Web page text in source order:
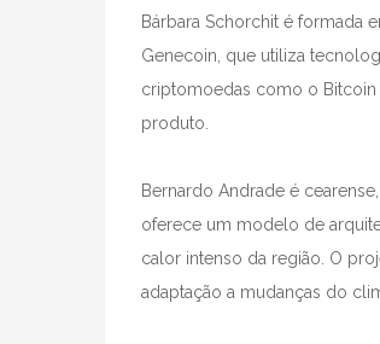
Bárbara Schorchit é formada
Genecoin, que utiliza
criptomoedas como o Bitcoin
produto.
Bernardo Andrade é
oferece um modelo de
calor intenso da região. O
adaptação a mudanças do